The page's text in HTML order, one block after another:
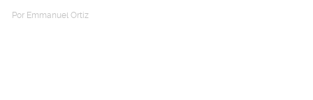
Por Emmanuel Ortiz